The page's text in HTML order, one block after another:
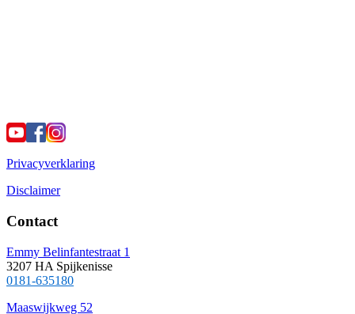
Privacyverklaring
Disclaimer
Contact
Emmy Belinfantestraat 1
3207 HA Spijkenisse
0181-635180
Maaswijkweg 52